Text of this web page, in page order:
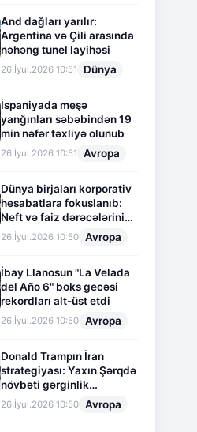
And dağları yarılır:
Argentina və Çili arasında
nəhəng tunel layihəsi
26.İyul.2026 10:51 Dünya
İspaniyada meşə
yanğınları səbəbindən 19
min nəfər təxliyə olunub
26.İyul.2026 10:51 Avropa
Dünya birjaları korporativ
hesabatlara fokuslanıb:
Neft və faiz dərəcələrinin
təsiri altında cari vəziyyət
26.İyul.2026 10:50 Avropa
İbay Llanosun "La Velada
del Año 6" boks gecəsi
rekordları alt-üst etdi
26.İyul.2026 10:50 Avropa
Donald Trampın İran
strategiyası: Yaxın Şərqdə
növbəti gərginlik
mərhələsi
26.İyul.2026 10:50 Avropa